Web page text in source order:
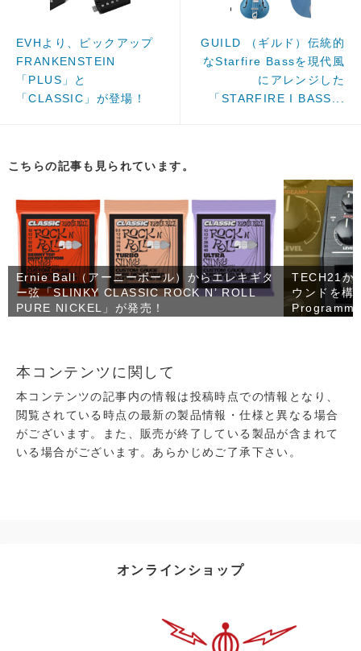
EVHより、ピックアップ
FRANKENSTEIN
「PLUS」と
「CLASSIC」が登場！
GUILD （ギルド）伝統的
なStarfire Bassを現代風
にアレンジした
「STARFIRE I BASS...
こちらの記事も見られています。
Ernie Ball（アーニーボール）からエレキギタ
ー弦「SLINKY CLASSIC ROCK N’ ROLL
PURE NICKEL」が発売！
TECH21か
ウンドを構
本コンテンツに関して
本コンテンツの記事内の情報は投稿時点での情報となり、
閲覧されている時点の最新の製品情報・仕様と異なる場合
がございます。また、販売が終了している製品が含まれて
いる場合がございます。あらかじめご了承下さい。
オンラインショップ